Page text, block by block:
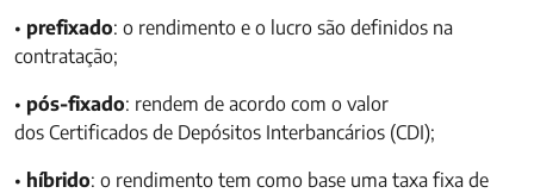
• prefixado: o rendimento e o lucro são definidos na
contratação;
• pós-fixado: rendem de acordo com o valor
dos Certificados de Depósitos Interbancários (CDI);
• híbrido: o rendimento tem como base uma taxa fixa de